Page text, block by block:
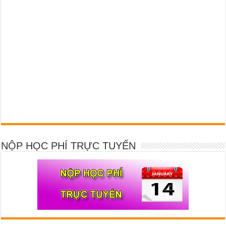
NỘP HỌC PHÍ TRỰC TUYẾN